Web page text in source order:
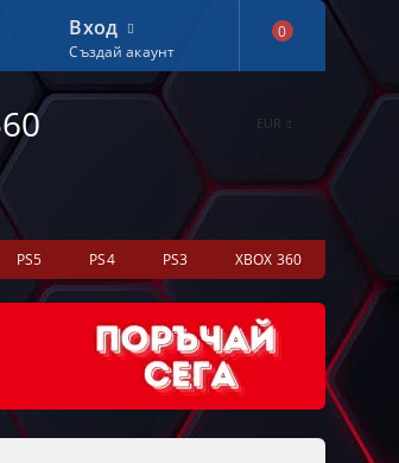
EUR
Вход
Създай акаунт
0
PS5 PS4 PS3 XBOX 360